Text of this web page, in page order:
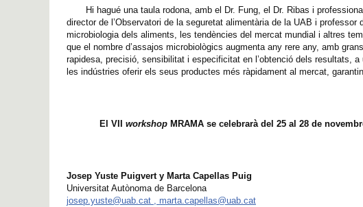
Hi hagué una taula rodona, amb el Dr. Fung, el Dr. Ribas i
director de l’Observatori de la seguretat alimentària de la UAB i
microbiologia dels aliments, les tendències del mercat mundial i altres
que el nombre d’assajos microbiològics augmenta any rere any, amb
rapidesa, precisió, sensibilitat i especificitat en l’obtenció dels resultats,
les indústries oferir els seus productes més ràpidament al mercat,
El VII workshop MRAMA se celebrarà del 25 al 28 de
Josep Yuste Puigvert y Marta Capellas Puig
Universitat Autònoma de Barcelona
josep.yuste@uab.cat , marta.capellas@uab.cat